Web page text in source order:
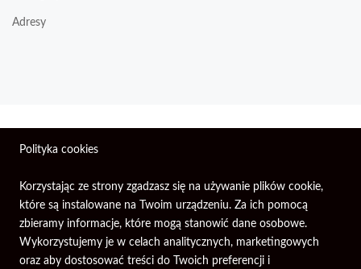
Adresy
Wszelkie prawa zastrzeżone © 2026 | Firma Elektroniczna
Polityka cookies
Korzystając ze strony zgadzasz się na używanie plików cookie,
które są instalowane na Twoim urządzeniu. Za ich pomocą
zbieramy informacje, które mogą stanowić dane osobowe.
Wykorzystujemy je w celach analitycznych, marketingowych
oraz aby dostosować treści do Twoich preferencji i